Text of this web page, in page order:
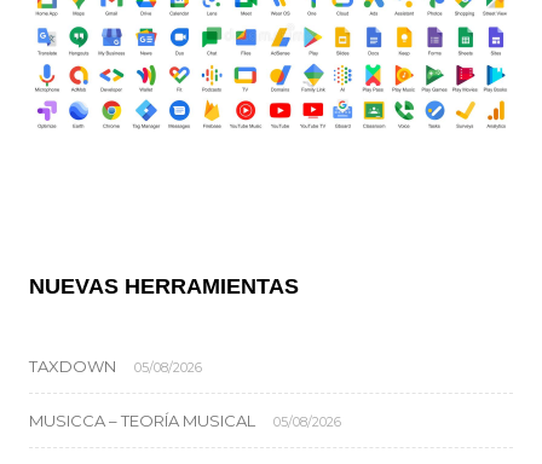
NUEVAS HERRAMIENTAS
TAXDOWN 05/08/2026
MUSICCA – TEORÍA MUSICAL 05/08/2026